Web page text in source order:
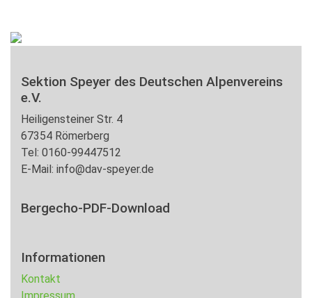
Sektion Speyer des Deutschen Alpenvereins
e.V.
Heiligensteiner Str. 4
67354 Römerberg
Tel: 0160-99447512
E-Mail: info@dav-speyer.de
Bergecho-PDF-Download
Informationen
Kontakt
Impressum